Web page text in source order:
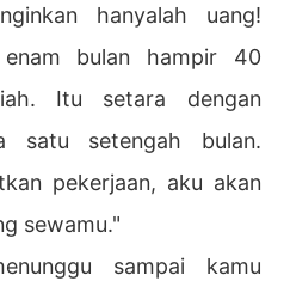
hanyalah uang!
bulan hampir 40
Itu setara dengan
satu setengah bulan.
pekerjaan, aku akan
sewamu."
sampai kamu